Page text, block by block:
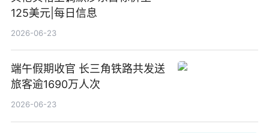
125美元|每日信息
2026-06-23
端午假期收官 长三角铁路共发送
旅客逾1690万人次
2026-06-23